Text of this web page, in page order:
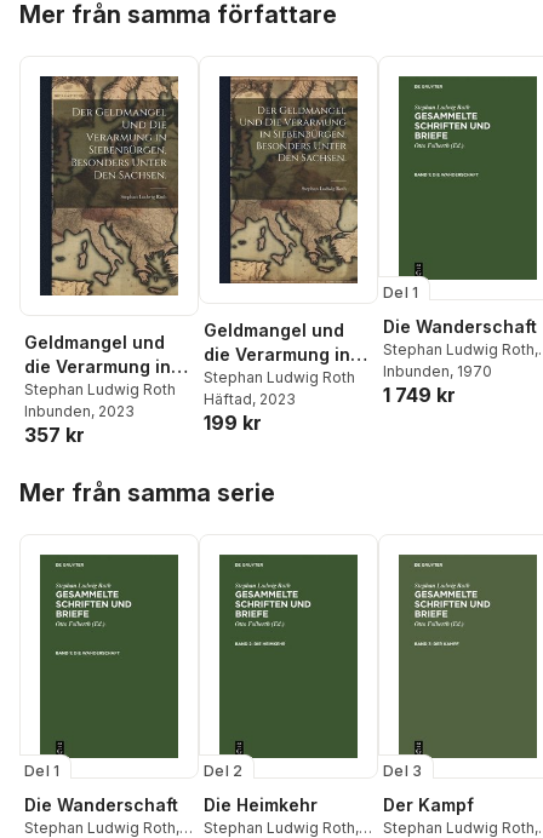
Mer från samma författare
Geldmangel und
die Verarmung in
Siebenbürgen,
besonders unter
den Sachsen.
Stephan Ludwig Roth
Inbunden, 2023
357 kr
Geldmangel und
die Verarmung in
Siebenbürgen,
besonders unter
den Sachsen.
Stephan Ludwig Roth
Häftad, 2023
199 kr
Del 1
Die Wanderschaft
Stephan Ludwig Roth,
Otto Folberth
Inbunden, 1970
1 749 kr
Mer från samma serie
Del 1
Die Wanderschaft
Stephan Ludwig Roth,
Del 2
Die Heimkehr
Stephan Ludwig Roth,
Del 3
Der Kampf
Stephan Ludwig Roth,